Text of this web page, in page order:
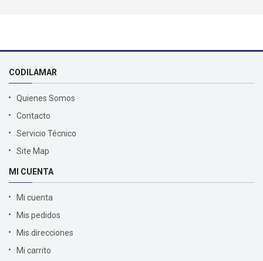
CODILAMAR
Quienes Somos
Contacto
Servicio Técnico
Site Map
MI CUENTA
Mi cuenta
Mis pedidos
Mis direcciones
Mi carrito